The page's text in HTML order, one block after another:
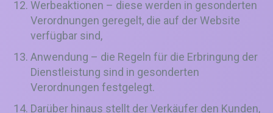
Werbeaktionen – diese werden in gesonderten
Verordnungen geregelt, die auf der Website
verfügbar sind,
Anwendung – die Regeln für die Erbringung der
Dienstleistung sind in gesonderten
Verordnungen festgelegt.
Darüber hinaus stellt der Verkäufer den Kunden,